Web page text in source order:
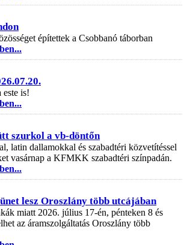
építettek a Csobbanó táborban
este is!
szurkol a vb-döntőn
latin dallamokkal és szabadtéri közvetítéssel
vasárnap a KFMKK szabadtéri színpadán.
lesz Oroszlány több utcájában
miatt 2026. július 17-én, pénteken 8 és
az áramszolgáltatás Oroszlány több